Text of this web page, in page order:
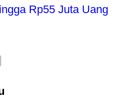
Rp55 Juta Uang